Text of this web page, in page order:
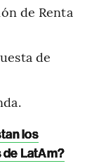
de Renta
de
los
de LatAm?